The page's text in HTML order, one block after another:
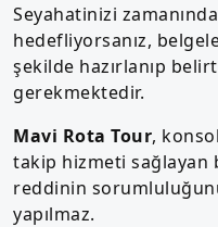
Seyahatinizi
hedefliyorsanız,
şekilde hazırlanıp
gerekmektedir.
Mavi Rota Tour,
takip hizmeti sağlayan
reddinin
yapılmaz.